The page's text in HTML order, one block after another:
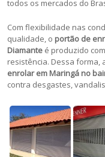
todos os mercados do
Com flexibilidade nas
qualidade, o portão de
Diamante é produzido
resistência. Dessa forma,
enrolar em Maringá no
contra desgastes,